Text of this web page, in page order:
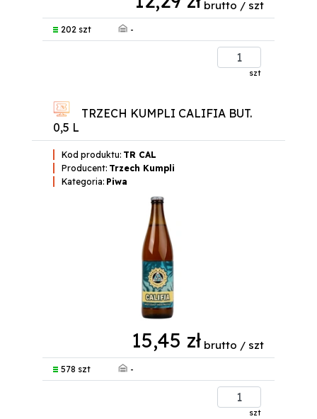
brutto / szt
202 szt -
szt
TRZECH KUMPLI CALIFIA BUT.
0,5 L
Kod produktu: TR CAL
Producent: Trzech Kumpli
Kategoria: Piwa
15,45 zł brutto / szt
578 szt -
szt